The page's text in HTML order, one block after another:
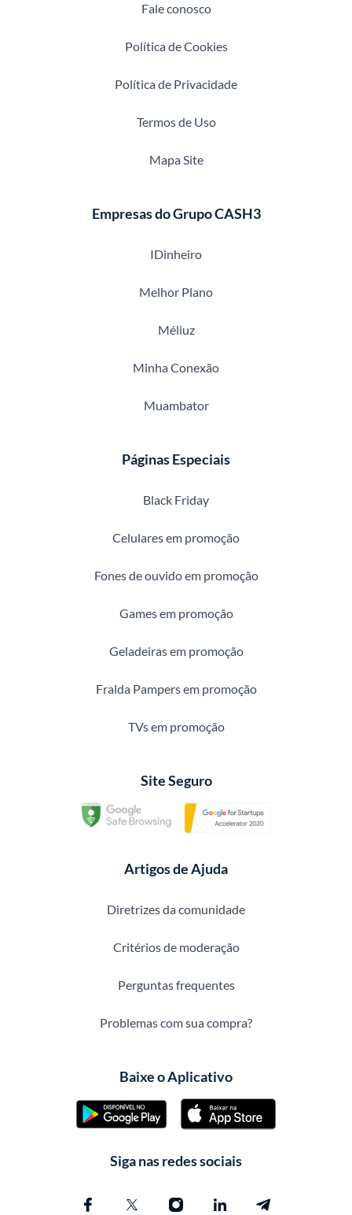
Fale conosco
Política de Cookies
Política de Privacidade
Termos de Uso
Mapa Site
Empresas do Grupo CASH3
IDinheiro
Melhor Plano
Méliuz
Minha Conexão
Muambator
Páginas Especiais
Black Friday
Celulares em promoção
Fones de ouvido em promoção
Games em promoção
Geladeiras em promoção
Fralda Pampers em promoção
TVs em promoção
Site Seguro
Artigos de Ajuda
Diretrizes da comunidade
Critérios de moderação
Perguntas frequentes
Problemas com sua compra?
Baixe o Aplicativo
Siga nas redes sociais